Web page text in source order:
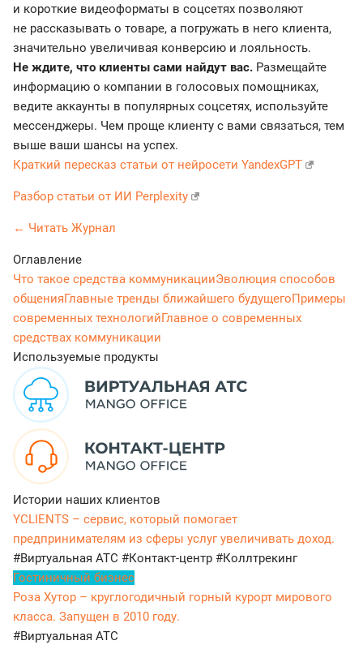
и короткие видеоформаты в соцсетях позволяют
не рассказывать о товаре, а погружать в него клиента,
значительно увеличивая конверсию и лояльность.
Не ждите, что клиенты сами найдут вас. Размещайте
информацию о компании в голосовых помощниках,
ведите аккаунты в популярных соцсетях, используйте
мессенджеры. Чем проще клиенту с вами связаться, тем
выше ваши шансы на успех.
Краткий пересказ статьи от нейросети YandexGPT
Разбор статьи от ИИ Perplexity
← Читать Журнал
Оглавление
Что такое средства коммуникацииЭволюция способов
общенияГлавные тренды ближайшего будущегоПримеры
современных технологийГлавное о современных
средствах коммуникации
Используемые продукты
Истории наших клиентов
YCLIENTS – сервис, который помогает
предпринимателям из сферы услуг увеличивать доход.
#Виртуальная АТС #Контакт-центр #Коллтрекинг
Гостиничный бизнес
Роза Хутор – круглогодичный горный курорт мирового
класса. Запущен в 2010 году.
#Виртуальная АТС